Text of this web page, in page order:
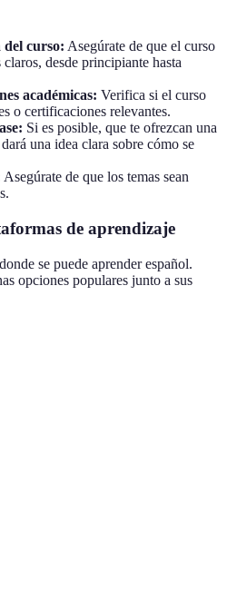
curso: Asegúrate de que el curso
desde principiante hasta
académicas: Verifica si el curso
o certificaciones relevantes.
Si es posible, que te ofrezcan una
una idea clara sobre cómo se
Asegúrate de que los temas sean
de aprendizaje
se puede aprender español.
opciones populares junto a sus